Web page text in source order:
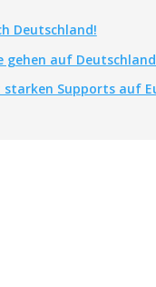
Deutschland!
gehen auf
Supports auf